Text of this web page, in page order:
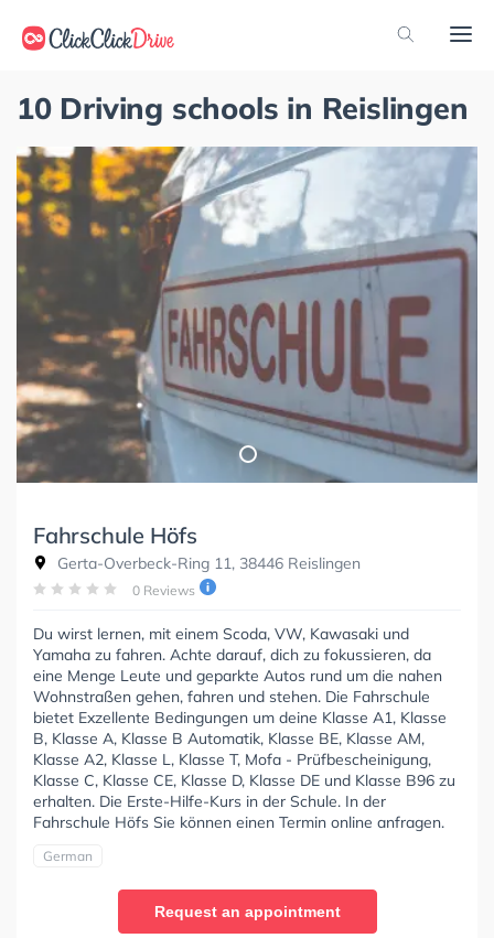
10 Driving schools in Reislingen
Fahrschule Höfs
Gerta-Overbeck-Ring 11, 38446 Reislingen
0 Reviews
Du wirst lernen, mit einem Scoda, VW, Kawasaki und
Yamaha zu fahren. Achte darauf, dich zu fokussieren, da
eine Menge Leute und geparkte Autos rund um die nahen
Wohnstraßen gehen, fahren und stehen. Die Fahrschule
bietet Exzellente Bedingungen um deine Klasse A1, Klasse
B, Klasse A, Klasse B Automatik, Klasse BE, Klasse AM,
Klasse A2, Klasse L, Klasse T, Mofa - Prüfbescheinigung,
Klasse C, Klasse CE, Klasse D, Klasse DE und Klasse B96 zu
erhalten. Die Erste-Hilfe-Kurs in der Schule. In der
Fahrschule Höfs Sie können einen Termin online anfragen.
German
Request an appointment